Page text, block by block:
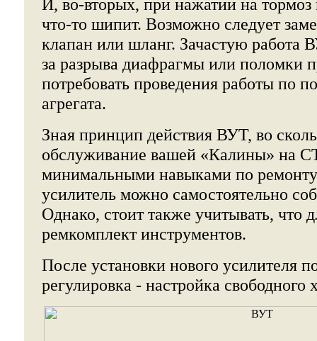
что-то шипит. Возможно следует
клапан или шланг. Зачастую работа
за разрыва диафрагмы или поломки
потребовать проведения работы по
агрегата.
Зная принцип действия ВУТ, во
обслуживание вашей «Калины» на
минимальными навыками по ремонту
усилитель можно самостоятельно
Однако, стоит также учитывать, что
ремкомплект инструментов.
После установки нового усилителя
регулировка - настройка свободного